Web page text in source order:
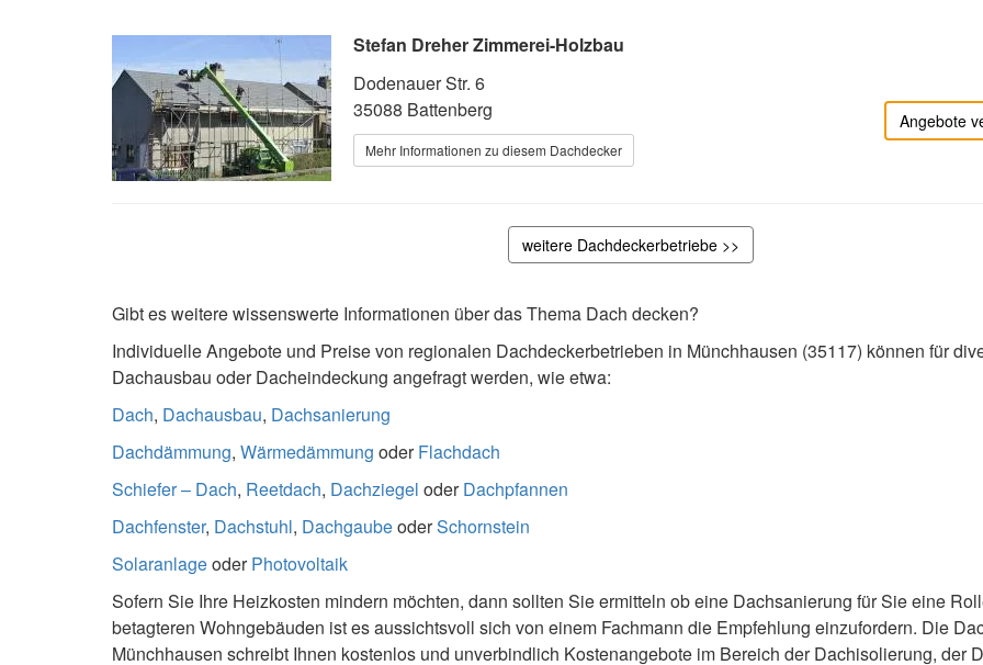
Stefan Dreher Zimmerei-Holzbau
Dodenauer Str. 6
35088 Battenberg
Mehr Informationen zu diesem Dachdecker
Angebote
weitere Dachdeckerbetriebe >>
Gibt es weitere wissenswerte Informationen über das Thema Dach decken?
Individuelle Angebote und Preise von regionalen Dachdeckerbetrieben in Münchhausen (35117) können für
Dachausbau oder Dacheindeckung angefragt werden, wie etwa:
Dach, Dachausbau, Dachsanierung
Dachdämmung, Wärmedämmung oderFlachdach
Schiefer – Dach, Reetdach, Dachziegel oderDachpfannen
Dachfenster, Dachstuhl, DachgaubeoderSchornstein
SolaranlageoderPhotovoltaik
Sofern Sie Ihre Heizkosten mindern möchten, dann sollten Sie ermitteln ob eine Dachsanierung für Sie eine
betagteren Wohngebäuden ist es aussichtsvoll sich von einem Fachmann die Empfehlung einzufordern. Die
Münchhausen schreibt Ihnen kostenlos und unverbindlich Kostenangebote im Bereich der Dachisolierung, der